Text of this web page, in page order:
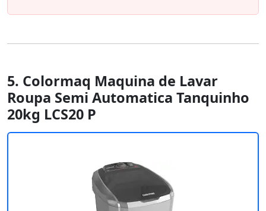
5. Colormaq Maquina de Lavar
Roupa Semi Automatica Tanquinho
20kg LCS20 P